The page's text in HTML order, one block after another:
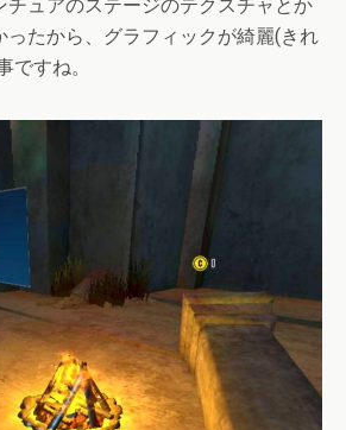
チュアのステージのテクスチャとか
ったから、グラフィックが綺麗(きれ
ですね。